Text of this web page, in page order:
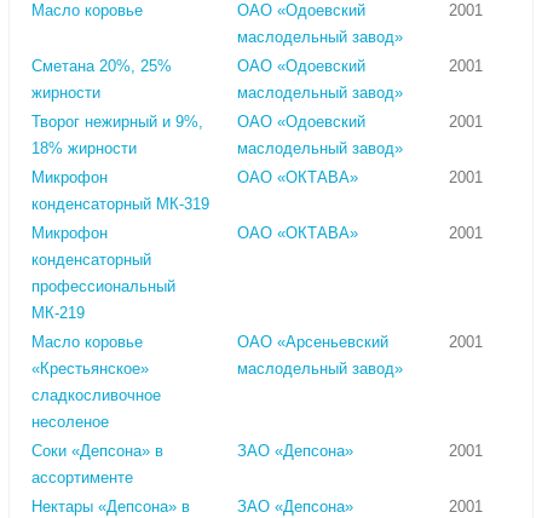
Масло коровье
ОАО «Одоевский
маслодельный завод»
2001
Сметана 20%, 25%
жирности
ОАО «Одоевский
маслодельный завод»
2001
Творог нежирный и 9%,
18% жирности
ОАО «Одоевский
маслодельный завод»
2001
Микрофон
конденсаторный МК-319
ОАО «ОКТАВА» 2001
Микрофон
конденсаторный
профессиональный
МК-219
ОАО «ОКТАВА» 2001
Масло коровье
«Крестьянское»
сладкосливочное
несоленое
ОАО «Арсеньевский
маслодельный завод»
2001
Соки «Депсона» в
ассортименте
ЗАО «Депсона» 2001
Нектары «Депсона» в
ЗАО «Депсона» 2001